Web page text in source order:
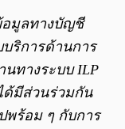
อมูลทางบัญชี
บริการด้านการ
ทางระบบ ILP
ด้มีส่วนร่วมกัน
พร้อม ๆ กับการ